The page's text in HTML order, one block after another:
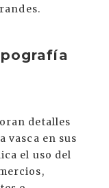
detalles
vasca en sus
el uso del